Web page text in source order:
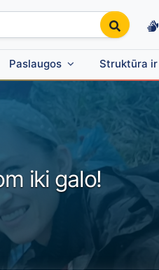
Paslaugos Struktūra
iki galo!